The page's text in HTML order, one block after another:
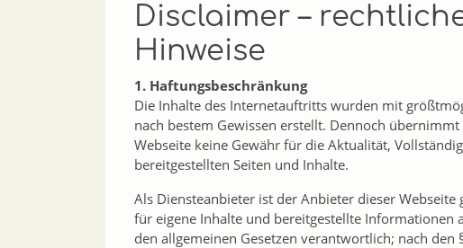
Disclaimer –
Hinweise
1. Haftungsbeschränkung
Die Inhalte des Internetauftritts wurden mit
nach bestem Gewissen erstellt. Dennoch
Webseite keine Gewähr für die Aktualität,
bereitgestellten Seiten und Inhalte.
Als Diensteanbieter ist der Anbieter dieser Webseite
für eigene Inhalte und bereitgestellte Informationen
den allgemeinen Gesetzen verantwortlich; nach den